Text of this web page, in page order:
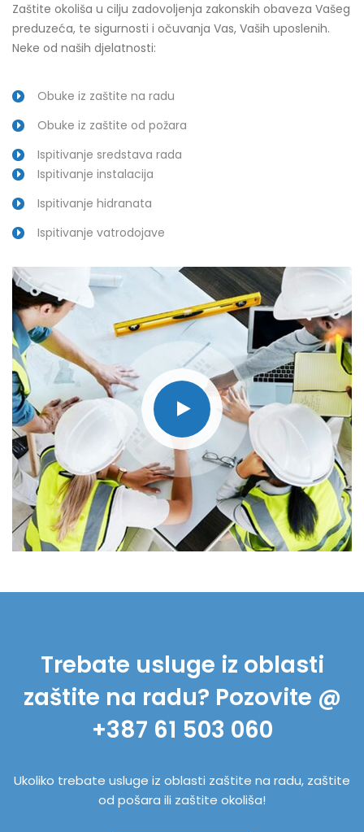
Zaštite okoliša u cilju zadovoljenja zakonskih obaveza Vašeg
preduzeća, te sigurnosti i očuvanja Vas, Vaših uposlenih.
Neke od naših djelatnosti:
Obuke iz zaštite na radu
Obuke iz zaštite od požara
Ispitivanje sredstava rada
Ispitivanje instalacija
Ispitivanje hidranata
Ispitivanje vatrodojave
Trebate usluge iz oblasti
zaštite na radu? Pozovite @
+387 61 503 060
Ukoliko trebate usluge iz oblasti zaštite na radu, zaštite
od pošara ili zaštite okoliša!